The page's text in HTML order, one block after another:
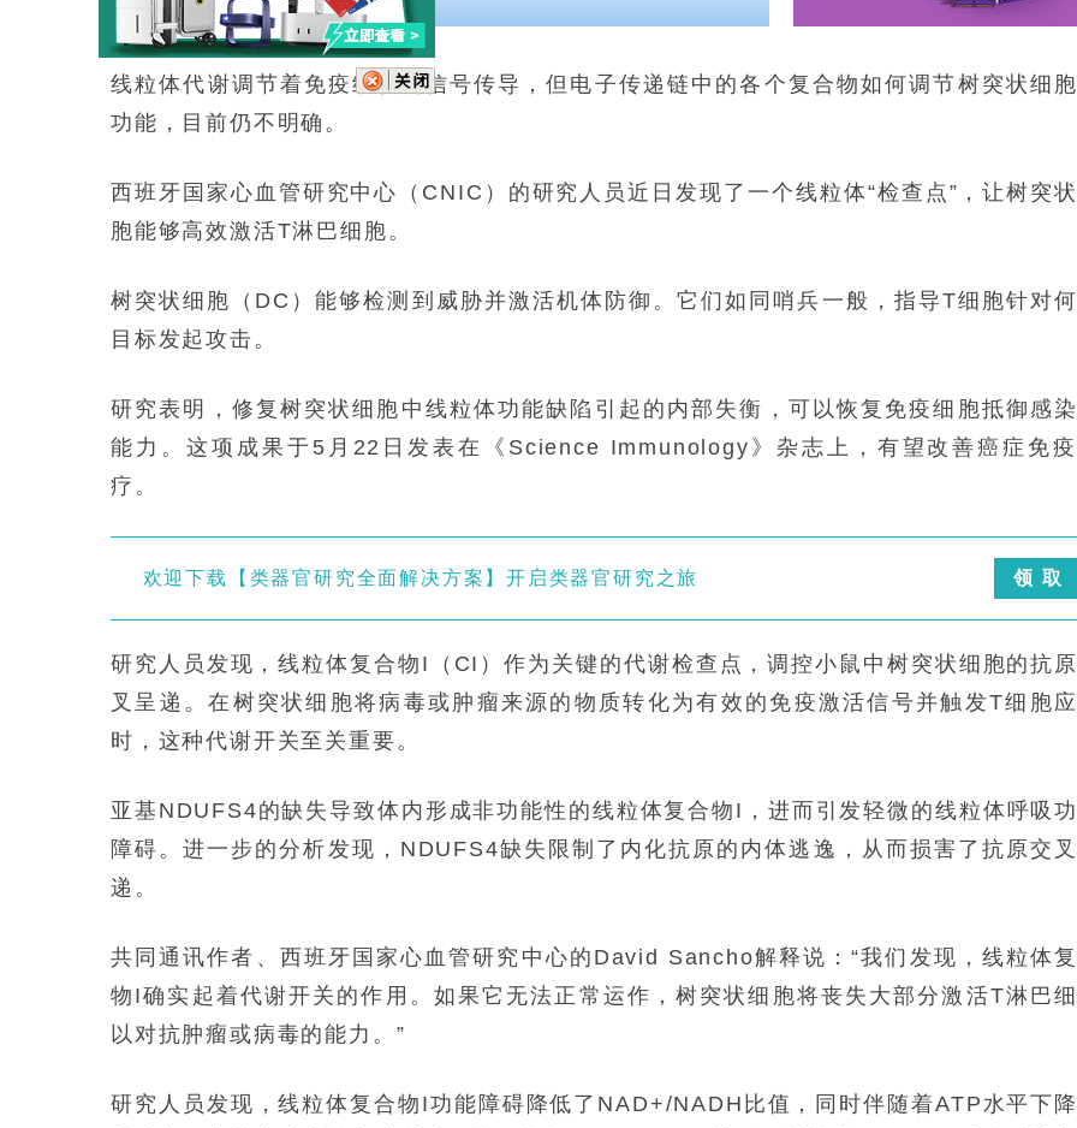
线粒体代谢调节着免疫细胞的信号传导，但电子传递链中的各个复合物如何调节树突状细
功能，目前仍不明确。
西班牙国家心血管研究中心（CNIC）的研究人员近日发现了一个线粒体“检查点”，让树突状
胞能够高效激活T淋巴细胞。
树突状细胞（DC）能够检测到威胁并激活机体防御。它们如同哨兵一般，指导T细胞针对
目标发起攻击。
研究表明，修复树突状细胞中线粒体功能缺陷引起的内部失衡，可以恢复免疫细胞抵御感
能力。这项成果于5月22日发表在《Science Immunology》杂志上，有望改善癌症免
疗。
欢迎下载【类器官研究全面解决方案】开启类器官研究之旅 领 取
研究人员发现，线粒体复合物I（CI）作为关键的代谢检查点，调控小鼠中树突状细胞的抗
叉呈递。在树突状细胞将病毒或肿瘤来源的物质转化为有效的免疫激活信号并触发T细胞
时，这种代谢开关至关重要。
亚基NDUFS4的缺失导致体内形成非功能性的线粒体复合物I，进而引发轻微的线粒体呼吸
障碍。进一步的分析发现，NDUFS4缺失限制了内化抗原的内体逃逸，从而损害了抗原交
递。
共同通讯作者、西班牙国家心血管研究中心的David Sancho解释说：“我们发现，线粒体
物I确实起着代谢开关的作用。如果它无法正常运作，树突状细胞将丧失大部分激活T淋巴
以对抗肿瘤或病毒的能力。”
研究人员发现，线粒体复合物I功能障碍降低了NAD+/NADH比值，同时伴随着ATP水平下降